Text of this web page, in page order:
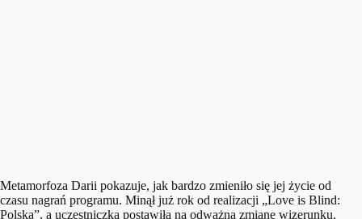
Metamorfoza Darii pokazuje, jak bardzo zmieniło się jej życie od
czasu nagrań programu. Minął już rok od realizacji „Love is Blind:
Polska”, a uczestniczka postawiła na odważną zmianę wizerunku.